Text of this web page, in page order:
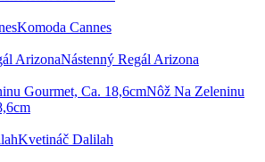
Komoda Cannes
Nástenný Regál Arizona
Nôž Na Zeleninu
Kvetináč Dalilah